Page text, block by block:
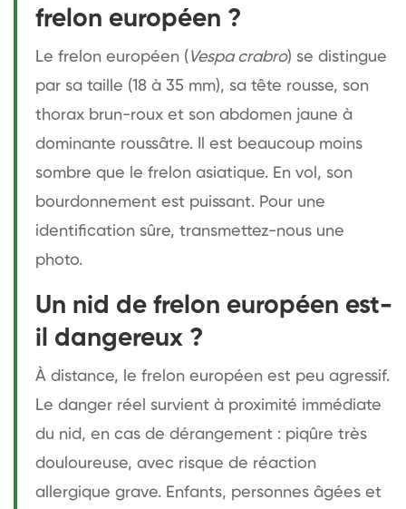
frelon européen ?
Le frelon européen ( Vespa crabro) se distingue
par sa taille (18 à 35 mm), sa tête rousse, son
thorax brun-roux et son abdomen jaune à
dominante roussâtre. Il est beaucoup moins
sombre que le frelon asiatique. En vol, son
bourdonnement est puissant. Pour une
identification sûre, transmettez-nous une
photo.
Un nid de frelon européen est-
il dangereux ?
À distance, le frelon européen est peu agressif.
Le danger réel survient à proximité immédiate
du nid, en cas de dérangement : piqûre très
douloureuse, avec risque de réaction
allergique grave. Enfants, personnes âgées et